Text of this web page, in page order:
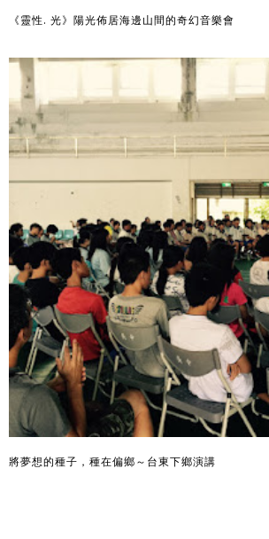
《靈性. 光》陽光佈居海邊山間的奇幻音樂會
將夢想的種子，種在偏鄉～台東下鄉演講